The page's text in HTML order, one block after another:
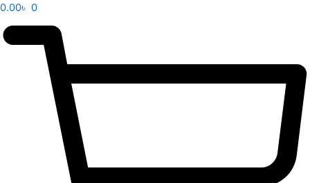
0.00৳ 0